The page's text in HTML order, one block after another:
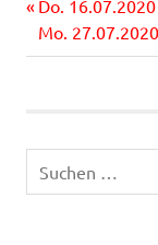
Vorheriger
Beitrag:
Do.
Nächster
Beitrag:
Mo.
nach: